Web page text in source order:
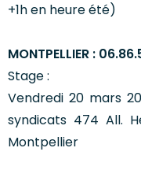
+1h en heure été)
MONTPELLIER :
Stage :
Vendredi 20 mars
syndicats 474 All.
Montpellier